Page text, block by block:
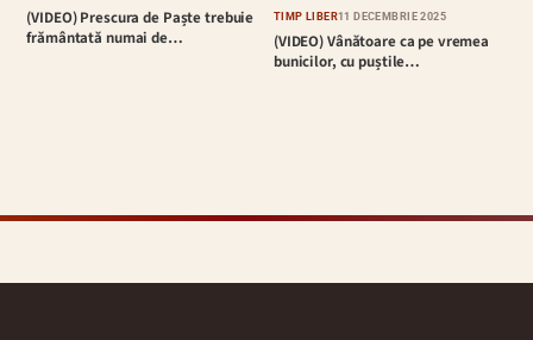
(VIDEO) Prescura de Paște trebuie
frământată numai de…
TIMP LIBER11 DECEMBRIE 2025
(VIDEO) Vânătoare ca pe vremea
bunicilor, cu puștile…